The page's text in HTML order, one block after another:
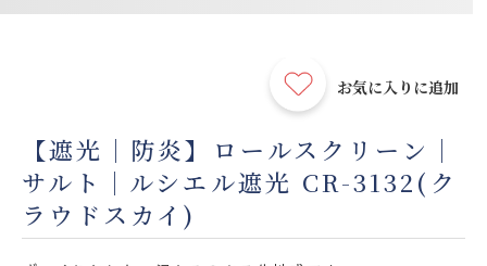
製品をさがす
店舗をさがす
お気に入りに追加
【遮光｜防炎】ロールスクリーン｜
サルト｜ルシエル遮光 CR-3132(ク
ラウドスカイ)